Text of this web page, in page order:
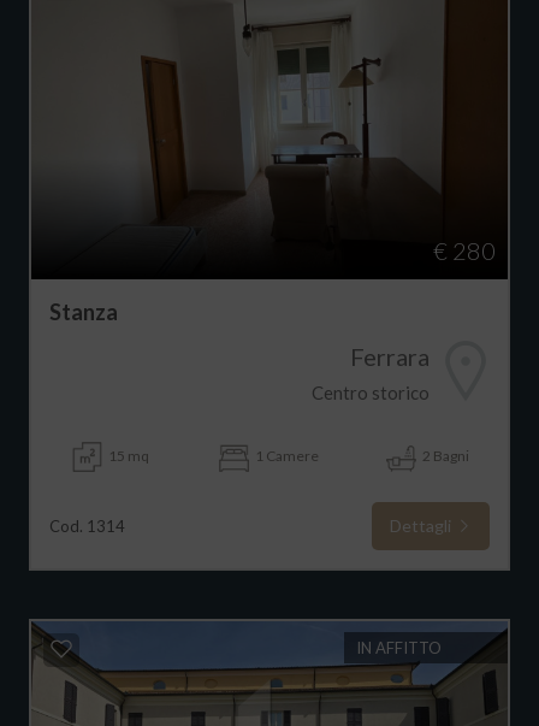
€ 280
Stanza
Ferrara
Centro storico
15 mq 1 Camere 2 Bagni
Cod. 1314 Dettagli
IN AFFITTO